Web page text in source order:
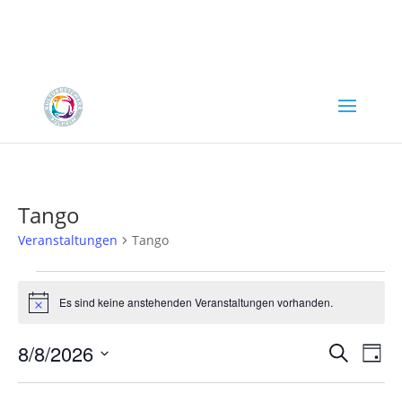
Tango
Veranstaltungen Tango
Veranstaltungen
für
8,
2026
HinweisEs sind keine anstehenden Veranstaltungen vorhanden.
Suche
SucheTag
8/8/2026